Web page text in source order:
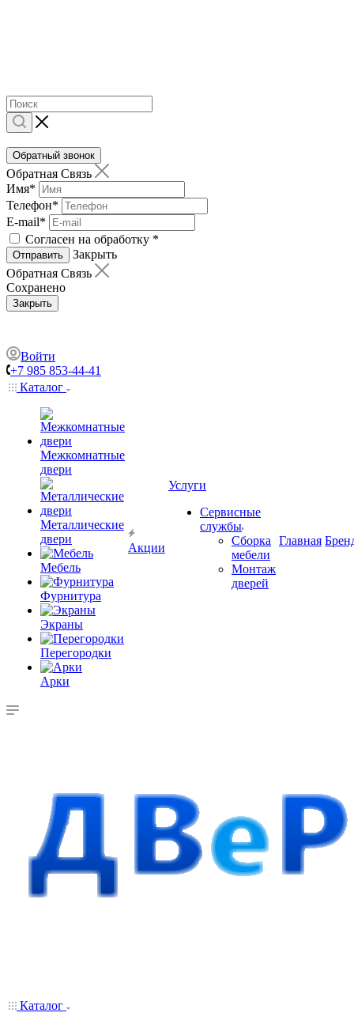
Обратный звонок
Обратная Связь
Имя*
Телефон*
E-mail*
Согласен на обработку *
Отправить
Закрыть
Обратная Связь
Сохранено
Закрыть
Войти
+7 985 853-44-41
Каталог
Межкомнатные
двери
Металлические
двери
Мебель
Фурнитура
Экраны
Перегородки
Арки
Акции
Услуги
Сервисные
службы
Сборка
мебели
Монтаж
дверей
Главная
Каталог